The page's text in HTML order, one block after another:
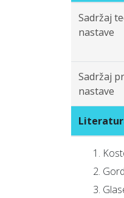
Sadržaj
nastave
Sadržaj
nastave